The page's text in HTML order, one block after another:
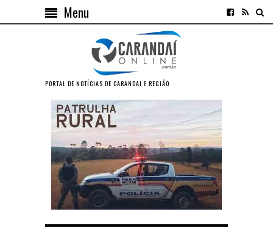
Menu
PORTAL DE NOTÍCIAS DE CARANDAI E REGIÃO